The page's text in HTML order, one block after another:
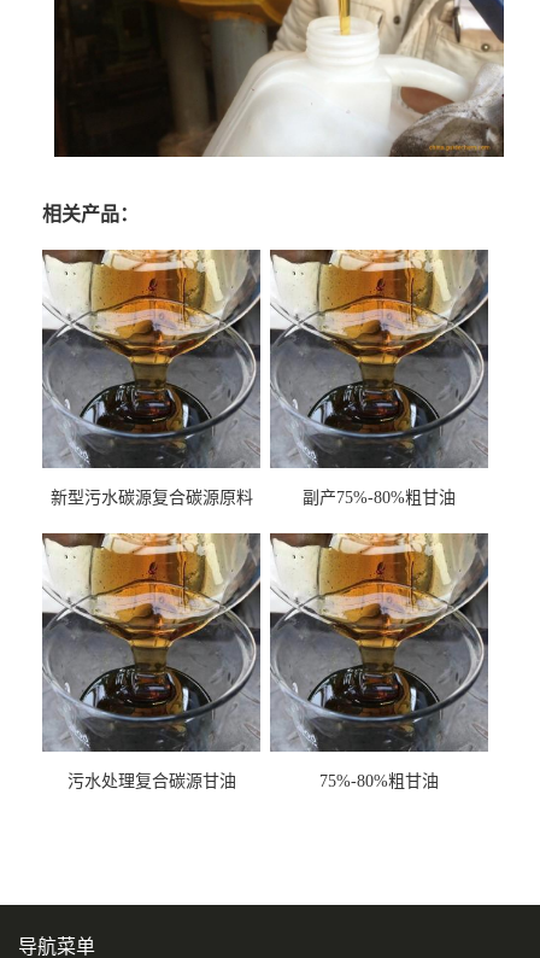
相关产品：
新型污水碳源复合碳源原料
副产75%-80%粗甘油
污水处理复合碳源甘油
75%-80%粗甘油
导航菜单